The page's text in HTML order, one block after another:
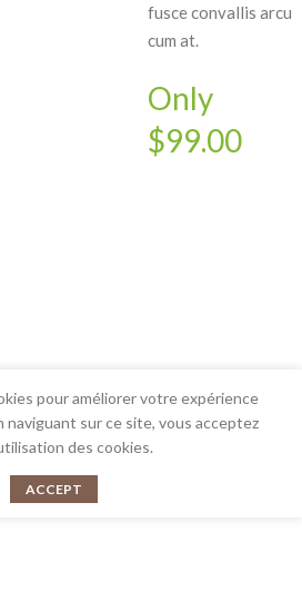
fusce convallis arcu
cum at.
Only
$99.00
pour améliorer votre expérience
naviguant sur ce site, vous acceptez
des cookies.
ACCEPT